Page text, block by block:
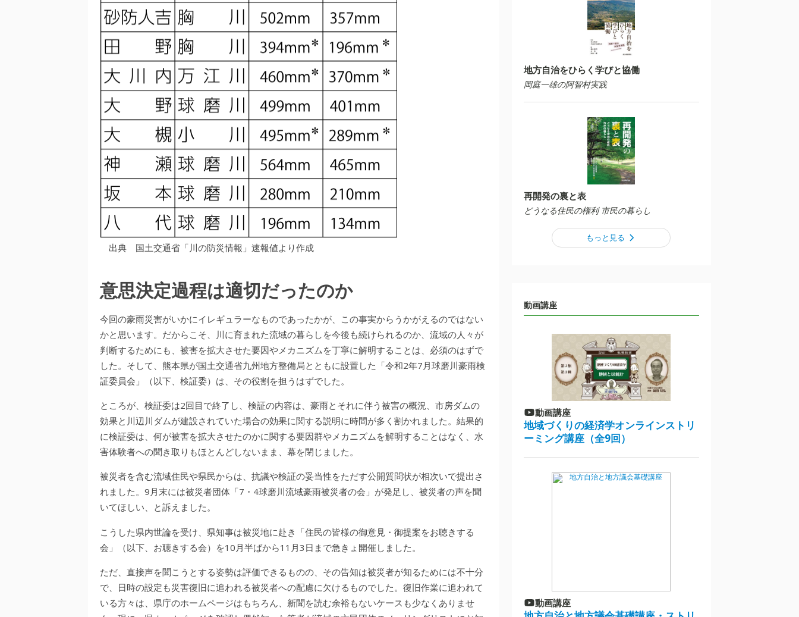
出典 国土交通省「川の防災情報」速報値より作成
意思決定過程は適切だったのか
今回の豪雨災害がいかにイレギュラーなものであったかが、この事実からうかがえるのではない
かと思います。だからこそ、川に育まれた流域の暮らしを今後も続けられるのか、流域の人々が
判断するためにも、被害を拡大させた要因やメカニズムを丁寧に解明することは、必須のはずで
した。そして、熊本県が国土交通省九州地方整備局とともに設置した「令和2年7月球磨川豪雨検
証委員会」（以下、検証委）は、その役割を担うはずでした。
ところが、検証委は2回目で終了し、検証の内容は、豪雨とそれに伴う被害の概況、市房ダムの
効果と川辺川ダムが建設されていた場合の効果に関する説明に時間が多く割かれました。結果的
に検証委は、何が被害を拡大させたのかに関する要因群やメカニズムを解明することはなく、水
害体験者への聞き取りもほとんどしないまま、幕を閉じました。
被災者を含む流域住民や県民からは、抗議や検証の妥当性をただす公開質問状が相次いで提出さ
れました。9月末には被災者団体「7・4球磨川流域豪雨被災者の会」が発足し、被災者の声を聞
いてほしい、と訴えました。
こうした県内世論を受け、県知事は被災地に赴き「住民の皆様の御意見・御提案をお聴きする
会」（以下、お聴きする会）を10月半ばから11月3日まで急きょ開催しました。
ただ、直接声を聞こうとする姿勢は評価できるものの、その告知は被災者が知るためには不十分
で、日時の設定も災害復旧に追われる被災者への配慮に欠けるものでした。復旧作業に追われて
いる方々は、県庁のホームページはもちろん、新聞を読む余裕もないケースも少なくありませ
地方自治をひらく学びと協働
岡庭一雄の阿智村実践
再開発の裏と表
どうなる住民の権利 市民の暮らし
もっと見る
動画講座
動画講座
地域づくりの経済学オンラインストリ
ーミング講座（全9回）
動画講座